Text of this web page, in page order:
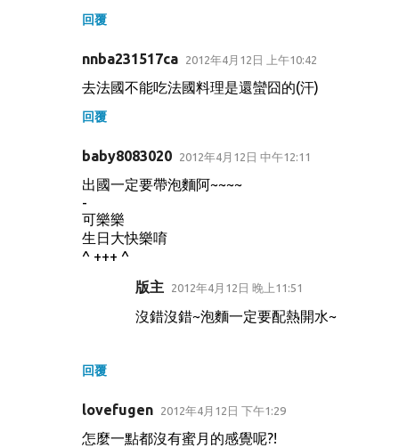
回覆
nnba231517ca 2012年4月12日 上午10:42
去法國不能吃法國料理是還蠻囧的(汗)
回覆
baby8083020 2012年4月12日 中午12:11
出國一定要帶泡麵阿~~~~
-
可樂樂
生日大快樂唷
^ +++ ^
回覆
版主 2012年4月12日 晚上11:51
沒錯沒錯~泡麵一定要配熱開水~
lovefugen 2012年4月12日 下午1:29
怎麼一點都沒有蜜月的感覺呢?!